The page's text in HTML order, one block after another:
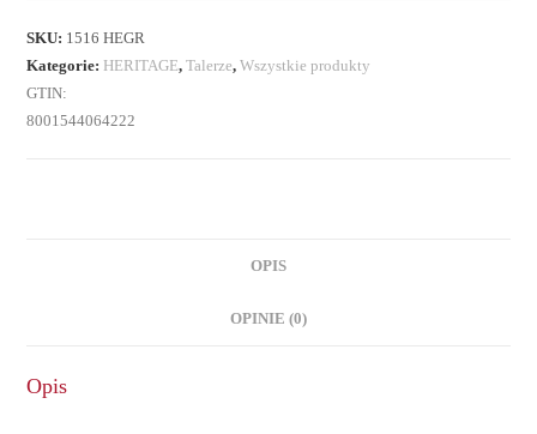
SKU: 1516 HEGR
Kategorie: HERITAGE,Talerze,Wszystkie produkty
GTIN:
8001544064222
OPIS
OPINIE (0)
Opis